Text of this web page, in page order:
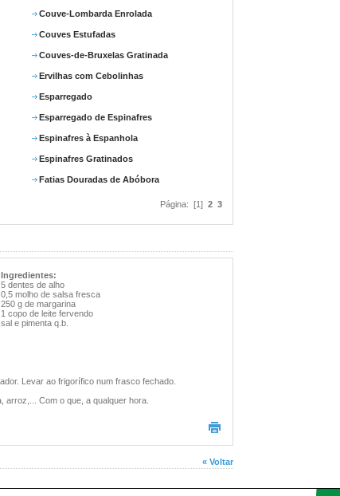
Couve-Lombarda Enrolada
Couves Estufadas
Couves-de-Bruxelas Gratinada
Ervilhas com Cebolinhas
Esparregado
Esparregado de Espinafres
Espinafres à Espanhola
Espinafres Gratinados
Fatias Douradas de Abóbora
Página: [1] 2 3
Ingredientes:
5 dentes de alho
0,5 molho de salsa fresca
250 g de margarina
1 copo de leite fervendo
sal e pimenta q.b.
Levar ao frigorífico num frasco fechado.
arroz,... Com o que, a qualquer hora.
« Voltar